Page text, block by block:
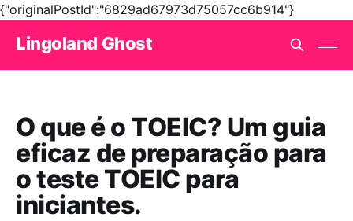
{"originalPostId":"6829ad67973d75057cc6b914"}
Lingoland Ghost
O que é o TOEIC? Um guia
eficaz de preparação para
o teste TOEIC para
iniciantes.